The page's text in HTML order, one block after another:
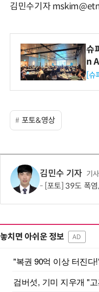
김민수기자
슈
n
리
[슈
포토&영상
김민수 기자 기
[포토] 39도 폭
놓치면 아쉬운 정보 AD